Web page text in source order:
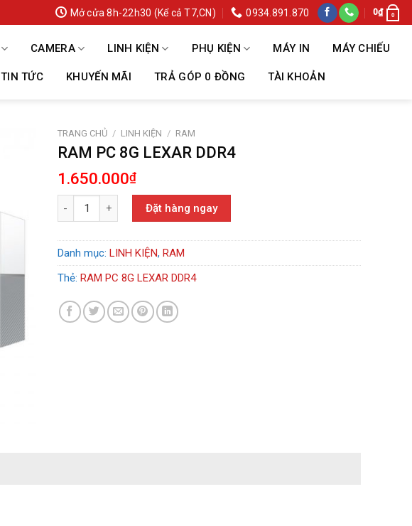
Mở cửa 8h-22h30 (Kể cả T7,CN) 0934.891.870 0₫ 0
CAMERA LINH KIỆN PHỤ KIỆN MÁY IN MÁY CHIẾU
TIN TỨC KHUYẾN MÃI TRẢ GÓP 0 ĐỒNG TÀI KHOẢN
TRANG CHỦ / LINH KIỆN / RAM
RAM PC 8G LEXAR DDR4
1.650.000₫
RAM PC 8G LEXAR DDR4 số lượng
Đặt hàng ngay
Danh mục: LINH KIỆN, RAM
Thẻ: RAM PC 8G LEXAR DDR4